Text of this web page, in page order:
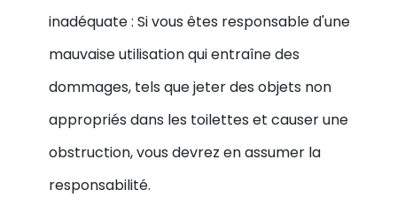
inadéquate : Si vous êtes responsable d'une
mauvaise utilisation qui entraîne des
dommages, tels que jeter des objets non
appropriés dans les toilettes et causer une
obstruction, vous devrez en assumer la
responsabilité.